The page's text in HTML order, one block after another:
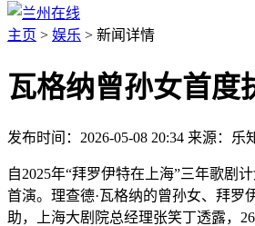
主页 > 娱乐 > 新闻详情
瓦格纳曾孙女首度
发布时间：2026-05-08 20:34 来源：乐
自2025年“拜罗伊特在上海”三年歌剧
首演。理查德·瓦格纳的曾孙女、拜罗
助，上海大剧院总经理张笑丁透露，